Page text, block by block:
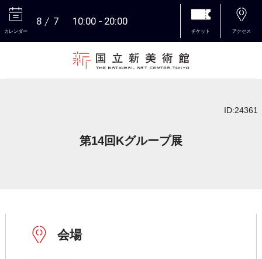
カレンダー
8 7 10:00 20:00
チケット アクセス
ID:24361
第14回Kグループ展
会場